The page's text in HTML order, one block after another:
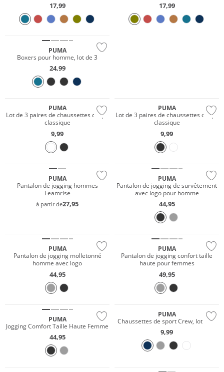
17,99 17,99
NOUVEAU
PUMA
Boxers pour homme, lot de 3
24,99
PUMA
Lot de 3 paires de chaussettes coupe
classique
9,99
PUMA
Lot de 3 paires de chaussettes coupe
classique
9,99
PUMA
Pantalon de jogging hommes
Teamrise
à partir de27,95
PUMA
Pantalon de jogging de survêtement
avec logo pour homme
44,95
PUMA
Pantalon de jogging molletonné
homme avec logo
44,95
PUMA
Pantalon de jogging confort taille
haute pour femmes
49,95
PUMA
Jogging Comfort Taille Haute Femme
44,95
PUMA
Chaussettes de sport Crew, lot de 3
9,99